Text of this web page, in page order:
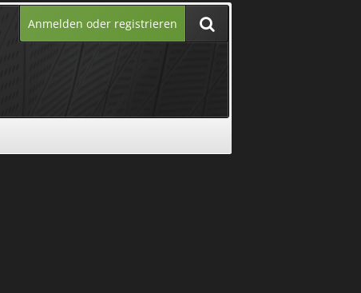
Anmelden oder registrieren